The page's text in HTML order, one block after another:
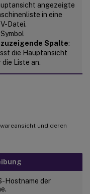
angezeigte
in eine
Datei.
Symbol
Spalte:
die Hauptansicht
die Liste an.
und deren
Hostname der